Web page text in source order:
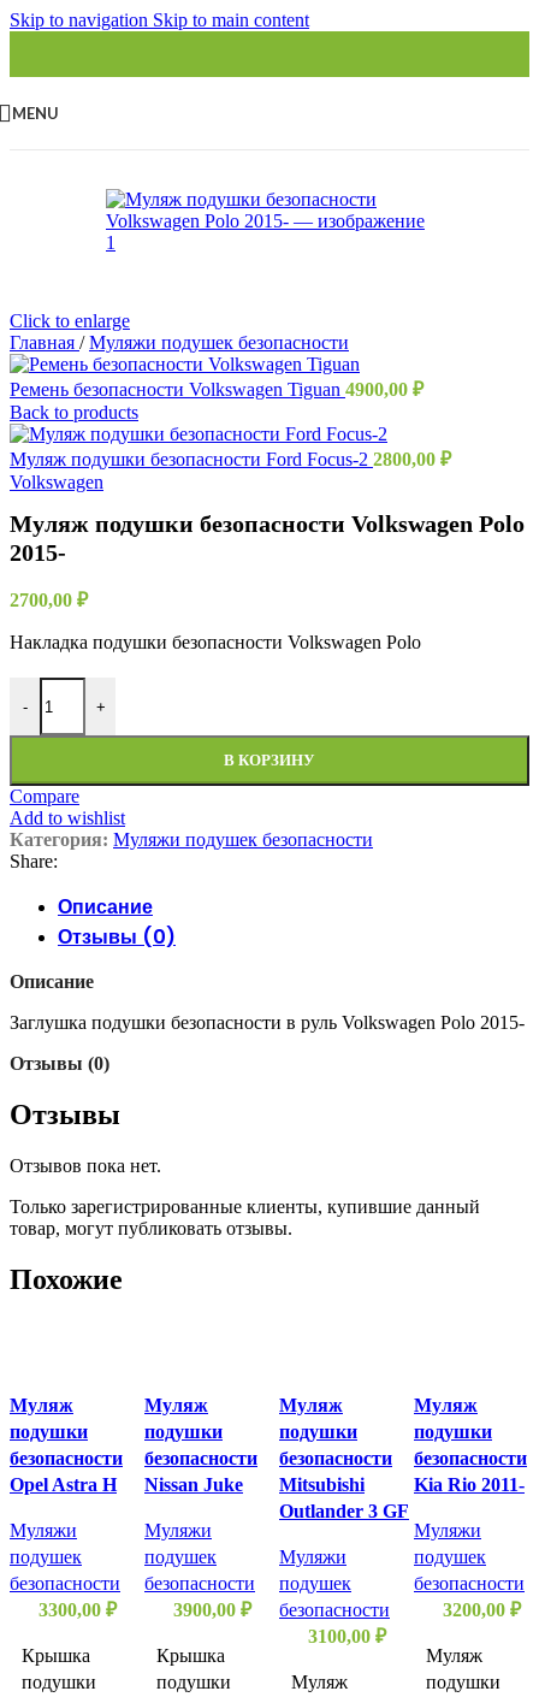
Skip to navigation Skip to main content
MENU
Click to enlarge
Главная / Муляжи подушек безопасности
Ремень безопасности Volkswagen Tiguan 4900,00 ₽
Back to products
Муляж подушки безопасности Ford Focus-2 2800,00 ₽
Volkswagen
Муляж подушки безопасности Volkswagen Polo
2015-
2700,00 ₽
Накладка подушки безопасности Volkswagen Polo
-
Количество товара Муляж подушки безопасности Volkswagen
+
В КОРЗИНУ
Compare
Add to wishlist
Категория: Муляжи подушек безопасности
Share:
Описание
Отзывы (0)
Описание
Заглушка подушки безопасности в руль Volkswagen Polo 2015-
Отзывы (0)
Отзывы
Отзывов пока нет.
Только зарегистрированные клиенты, купившие данный
товар, могут публиковать отзывы.
Похожие
Муляж
подушки
безопасности
Opel Astra H
Муляжи
подушек
безопасности
3300,00 ₽
Крышка
подушки
Муляж
подушки
безопасности
Nissan Juke
Муляжи
подушек
безопасности
3900,00 ₽
Крышка
подушки
Муляж
подушки
безопасности
Mitsubishi
Outlander 3 GF
Муляжи
подушек
безопасности
3100,00 ₽
Муляж
Муляж
подушки
безопасности
Kia Rio 2011-
Муляжи
подушек
безопасности
3200,00 ₽
Муляж
подушки